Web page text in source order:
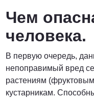
Чем
человека.
В первую очередь,
непоправимый вред
растениям
кустарникам.